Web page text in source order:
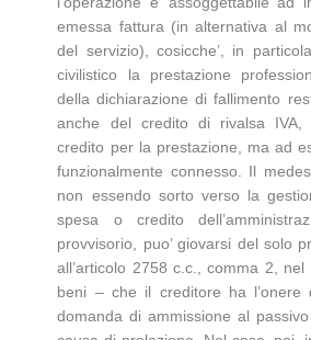
emessa fattura (in alternativa al
del servizio), cosicche’, in
civilistico la prestazione
della dichiarazione di fallimento
anche del credito di rivalsa IVA,
credito per la prestazione, ma ad
funzionalmente connesso. Il
non essendo sorto verso la
spesa o credito
provvisorio, puo’ giovarsi del solo
all’articolo 2758 c.c., comma 2,
beni – che il creditore ha
domanda di ammissione al